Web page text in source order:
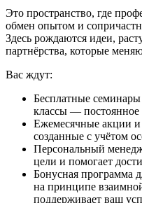
Это пространство, где
обмен опытом и
Здесь рождаются идеи,
партнёрства, которые
Вас ждут:
Бесплатные
классы — постоянное
Ежемесячные акции
созданные с учётом
Персональный
цели и помогает
Бонусная программа
на принципе
поддерживает ваш